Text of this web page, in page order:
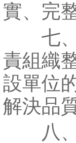
實、完
七、
責組織
設單位
解決品
八、